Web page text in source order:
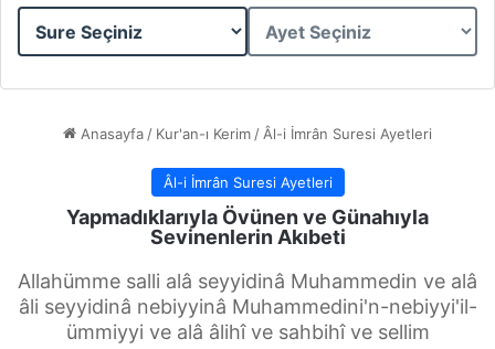
Sure
Ayet
Anasayfa / Kur'an-ı Kerim / Âl-i İmrân Suresi Ayetleri
Âl-i İmrân Suresi Ayetleri
Yapmadıklarıyla Övünen ve Günahıyla
Sevinenlerin Akıbeti
Allahümme salli alâ seyyidinâ Muhammedin ve alâ
âli seyyidinâ nebiyyinâ Muhammedini'n-nebiyyi'il-
ümmiyyi ve alâ âlihî ve sahbihî ve sellim